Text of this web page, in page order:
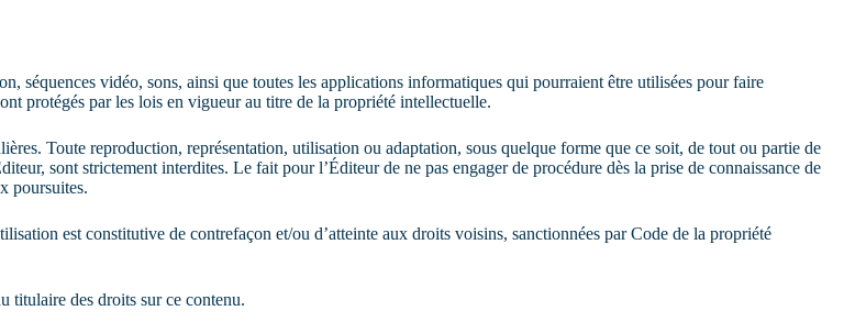
séquences vidéo, sons, ainsi que toutes les applications informatiques qui pourraient être utilisées pour faire
protégés par les lois en vigueur au titre de la propriété intellectuelle.
Toute reproduction, représentation, utilisation ou adaptation, sous quelque forme que ce soit, de tout ou partie de
sont strictement interdites. Le fait pour l’Éditeur de ne pas engager de procédure dès la prise de connaissance de
poursuites.
est constitutive de contrefaçon et/ou d’atteinte aux droits voisins, sanctionnées par Code de la propriété
titulaire des droits sur ce contenu.